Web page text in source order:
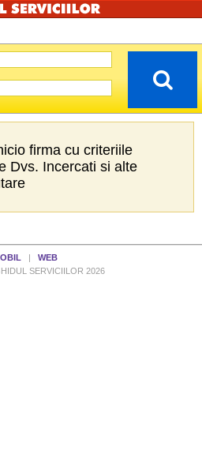
firma cu criteriile
Dvs. Incercati si alte
WEB
SERVICIILOR 2026